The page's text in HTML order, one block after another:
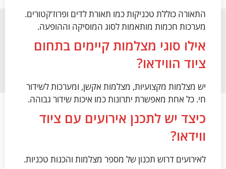
התאורה כוללת טכניקות כמו תאורת לדים ופרוז'קטורים.
מערכות חכמות מותאמות לסוג המוסיקה וההופעה.
אילו סוגי מצלמות קיימים בתחום
ציוד הווידאו?
יש מצלמות מקצועיות, מצלמות אקשן, ומערכות לשידור
חי. כל אחת מאפשרת יתרונות כמו איכות שידור גבוהה.
כיצד יש לתכנן אירועים עם ציוד
ווידאו?
לאירועים דרוש תכנון של מספר מצלמות והכנות טכניות.